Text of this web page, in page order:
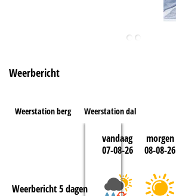
Weerbericht
Weerstation berg Weerstation dal
vandaag
07-08-26
morgen
08-08-26
Weerbericht 5 dagen